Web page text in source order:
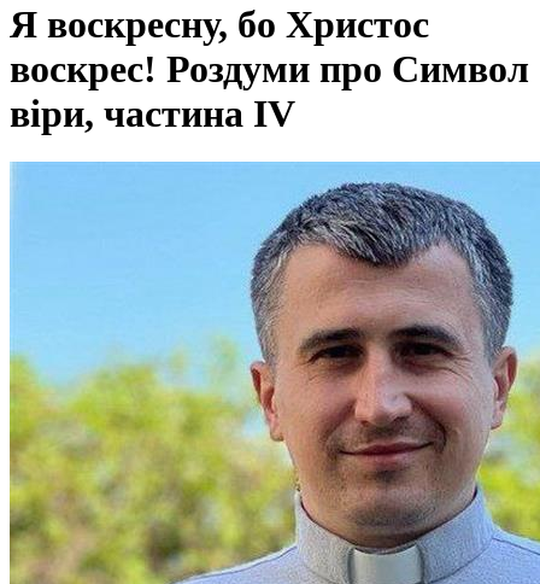
Я воскресну, бо Христос
воскрес! Роздуми про Символ
віри, частина IV